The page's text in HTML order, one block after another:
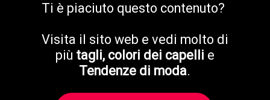
Ti è piaciuto questo contenuto?
Visita il sito web e vedi molto di
più tagli, colori dei capelli e
Tendenze di moda.